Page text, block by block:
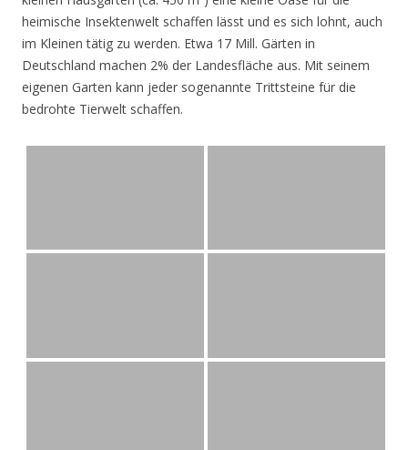
heimische Insektenwelt schaffen lässt und es sich lohnt, auch
im Kleinen tätig zu werden. Etwa 17 Mill. Gärten in
Deutschland machen 2% der Landesfläche aus. Mit seinem
eigenen Garten kann jeder sogenannte Trittsteine für die
bedrohte Tierwelt schaffen.